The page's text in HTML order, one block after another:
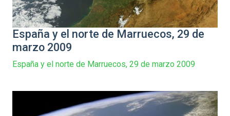
España y el norte de Marruecos, 29 de
marzo 2009
España y el norte de Marruecos, 29 de marzo 2009